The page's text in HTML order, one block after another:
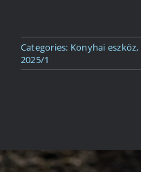
Categories: Konyhai eszköz,
2025/1